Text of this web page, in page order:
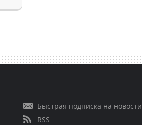
Быстрая подписка на новости
RSS